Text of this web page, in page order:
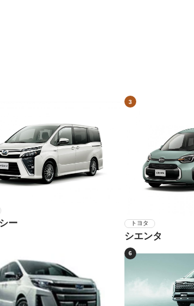
ー
3
トヨタ
シエンタ
6